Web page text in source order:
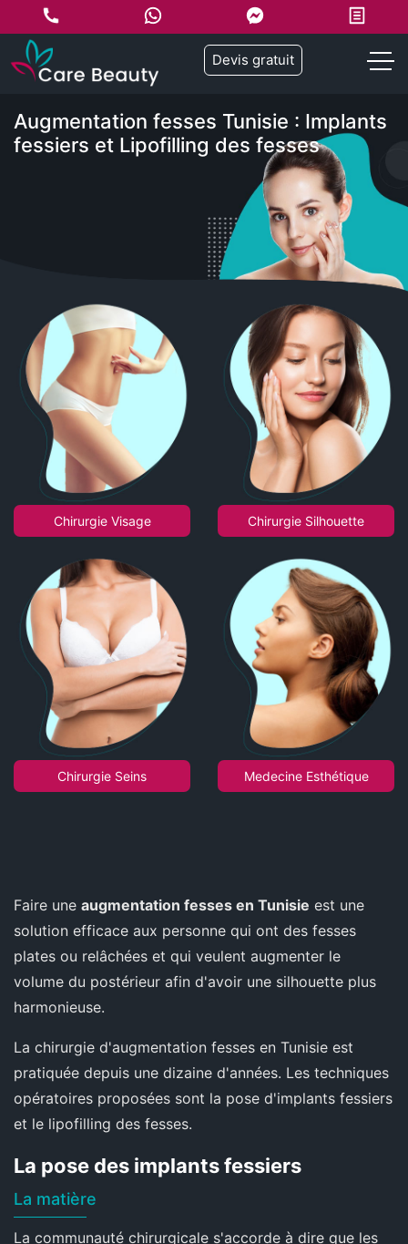
Devis gratuit
Augmentation fesses Tunisie : Implants
fessiers et Lipofilling des fesses
Chirurgie Visage Chirurgie Silhouette
Chirurgie Seins Medecine Esthétique
Faire une augmentation fesses en Tunisie est une
solution efficace aux personne qui ont des fesses
plates ou relâchées et qui veulent augmenter le
volume du postérieur afin d'avoir une silhouette plus
harmonieuse.
La chirurgie d'augmentation fesses en Tunisie est
pratiquée depuis une dizaine d'années. Les techniques
opératoires proposées sont la pose d'implants fessiers
et le lipofilling des fesses.
La pose des implants fessiers
La matière
La communauté chirurgicale s'accorde à dire que les